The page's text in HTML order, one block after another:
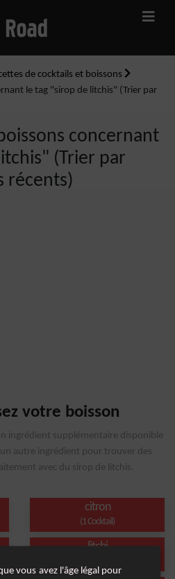
de cocktails et boissons
le tag "sirop de litchis" (Trier par
concernant
(Trier par
récents)
votre boisson
ingrédient supplémentaire disponible
autre ingrédient pour trouver des
avec du sirop de litchis.
citron
(1 Cocktail)
litchi
vous avez l'âge légal pour